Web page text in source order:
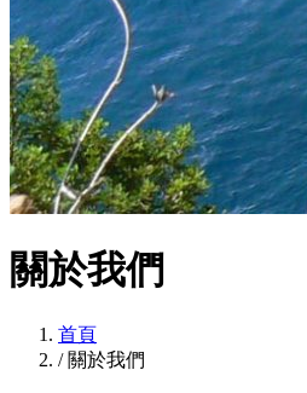
關於我們
首頁
/ 關於我們